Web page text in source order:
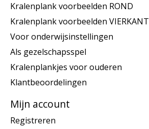
Kralenplank voorbeelden ROND
Kralenplank voorbeelden VIERKANT
Voor onderwijsinstellingen
Als gezelschapsspel
Kralenplankjes voor ouderen
Klantbeoordelingen
Mijn account
Registreren